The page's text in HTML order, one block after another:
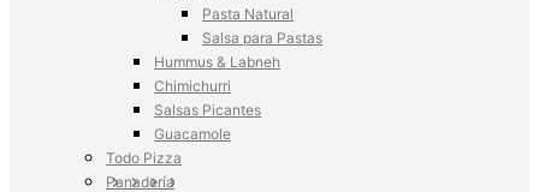
Pasta Natural
Salsa para Pastas
Hummus & Labneh
Chimichurri
Salsas Picantes
Guacamole
Todo Pizza
Panadería